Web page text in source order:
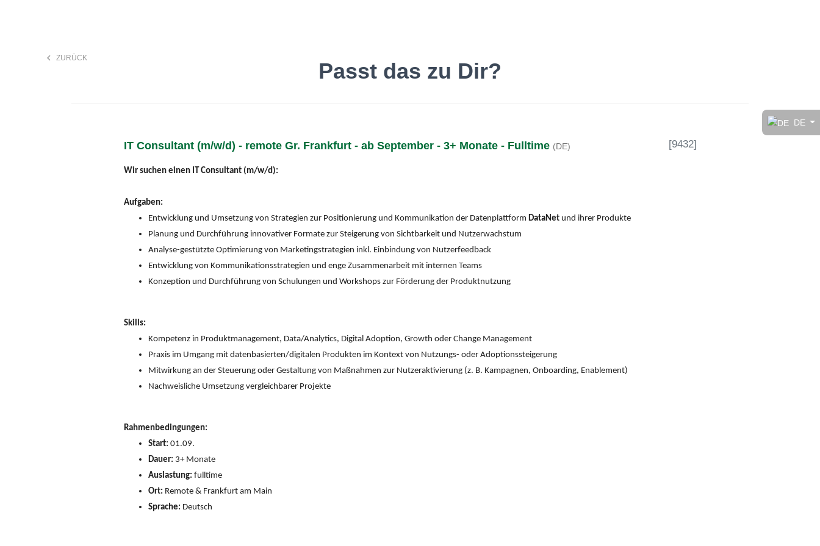
DE
Finde den Job, der Dir gefällt!
keyboard_arrow_left ZURÜCK
Passt das zu Dir?
IT Consultant (m/w/d) - remote Gr. Frankfurt - ab September - 3+ Monate - Fulltime (DE) [9432]
Wir suchen einen IT Consultant (m/w/d):
Aufgaben:
Entwicklung und Umsetzung von Strategien zur Positionierung und Kommunikation der Datenplattform DataNetund ihrer Produkte
Planung und Durchführung innovativer Formate zur Steigerung von Sichtbarkeit und Nutzerwachstum
Analyse-gestützte Optimierung von Marketingstrategien inkl. Einbindung von Nutzerfeedback
Entwicklung von Kommunikationsstrategien und enge Zusammenarbeit mit internen Teams
Konzeption und Durchführung von Schulungen und Workshops zur Förderung der Produktnutzung
Skills:
Kompetenzin Produktmanagement, Data/Analytics, Digital Adoption, Growth oder Change Management
Praxis im Umgangmit datenbasierten/digitalen Produkten im Kontext von Nutzungs- oder Adoptionssteigerung
Mitwirkungan der Steuerung oder Gestaltung von Maßnahmen zur Nutzeraktivierung (z. B. Kampagnen, Onboarding, Enablement)
Nachweisliche Umsetzungvergleichbarer Projekte
Rahmenbedingungen:
Start: 01.09.
Dauer: 3+ Monate
Auslastung: fulltime
Ort: Remote & Frankfurt am Main
Sprache: Deutsch